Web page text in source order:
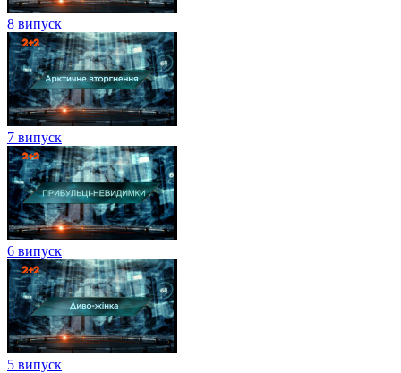
8 випуск
7 випуск
6 випуск
5 випуск